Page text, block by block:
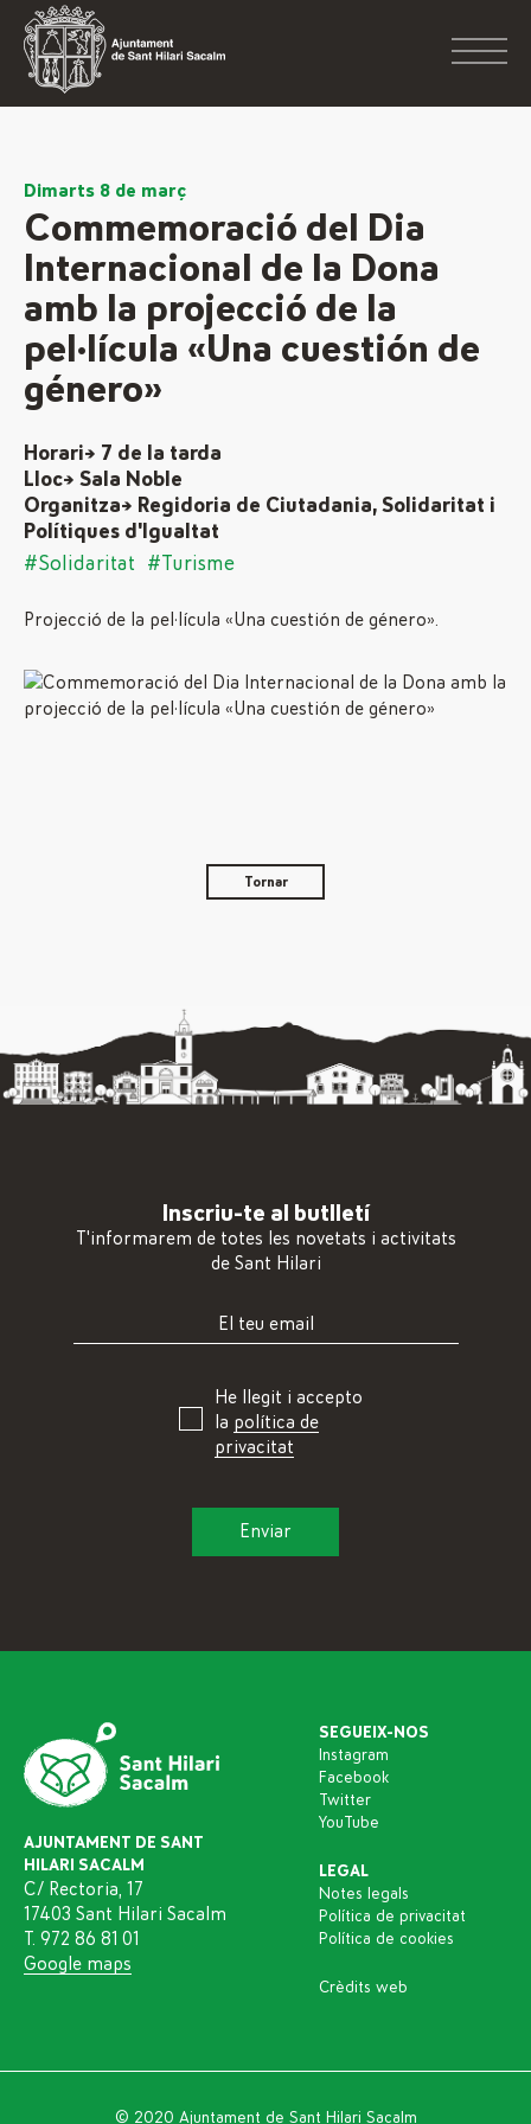
Dimarts 8 de març
Commemoració del Dia
Internacional de la Dona
amb la projecció de la
pel·lícula «Una cuestión de
género»
Horari→ 7 de la tarda
Lloc→ Sala Noble
Organitza→ Regidoria de Ciutadania, Solidaritat i
Polítiques d'Igualtat
#Solidaritat
#Turisme
Projecció de la pel·lícula «Una cuestión de género».
Tornar
Inscriu-te al butlletí
T'informarem de totes les novetats i activitats
de Sant Hilari
He llegit i accepto
la política de
privacitat
AJUNTAMENT DE SANT
HILARI SACALM
C/ Rectoria, 17
17403 Sant Hilari Sacalm
T. 972 86 81 01
Google maps
SEGUEIX-NOS
Instagram
Facebook
Twitter
YouTube
LEGAL
Notes legals
Política de privacitat
Política de cookies
Crèdits web
© 2020 Ajuntament de Sant Hilari Sacalm